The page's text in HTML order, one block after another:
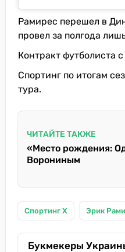
Рамирес перешел в
провел за полгода
Контракт футболиста
Спортинг по итогам
тура.
ЧИТАЙТЕ ТАКЖЕ
«Место рождения:
Ворониным
Спортинг Х Эрик
Букмекеры